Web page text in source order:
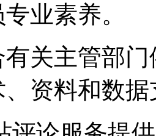
业素养。
有关主管部
资料和数